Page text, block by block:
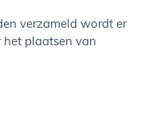
verzameld wordt er
het plaatsen van